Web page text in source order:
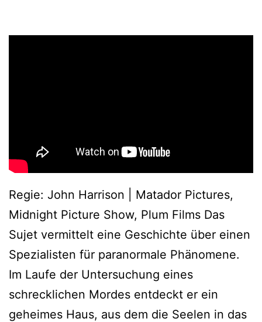
Regie: John Harrison | Matador Pictures,
Midnight Picture Show, Plum Films Das
Sujet vermittelt eine Geschichte über einen
Spezialisten für paranormale Phänomene.
Im Laufe der Untersuchung eines
schrecklichen Mordes entdeckt er ein
geheimes Haus, aus dem die Seelen in das